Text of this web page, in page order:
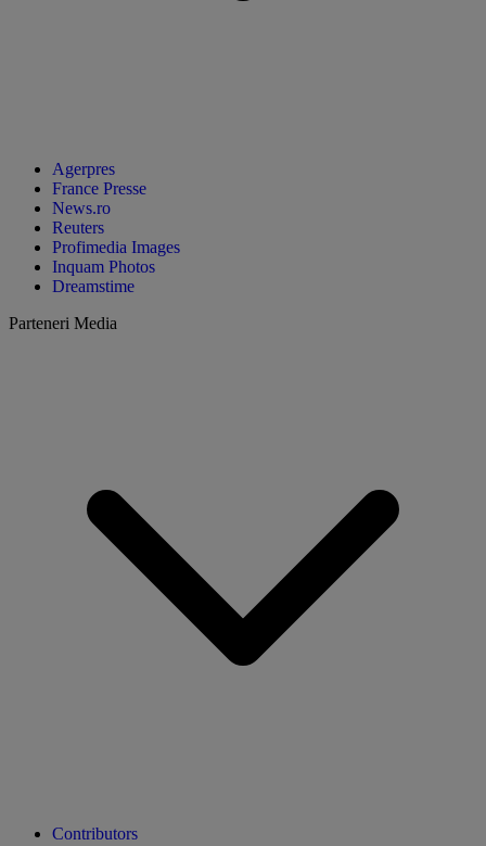
Agerpres
France Presse
News.ro
Reuters
Profimedia Images
Inquam Photos
Dreamstime
Parteneri Media
Contributors